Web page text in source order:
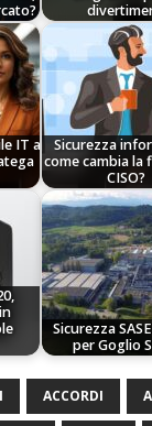
IT a
Sicurezza
come cambia la
CISO?
Sicurezza
per Goglio
ACCORDI